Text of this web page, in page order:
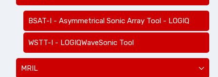
BSAT-I - Asymmetrical Sonic Array Tool - LOGIQ
WSTT-I - LOGIQWaveSonic Tool
MRIL